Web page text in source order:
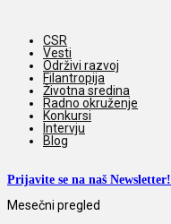
CSR
Vesti
Održivi razvoj
Filantropija
Životna sredina
Radno okruženje
Konkursi
Intervju
Blog
Prijavite se na naš Newsletter!
Mesečni pregled